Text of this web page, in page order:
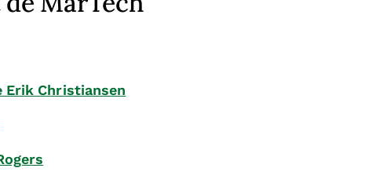
Erik Christiansen